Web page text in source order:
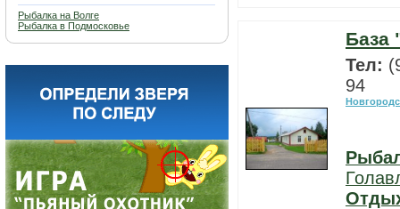
Рыбалка на Волге
Рыбалка в Подмосковье
База
Тел:
94